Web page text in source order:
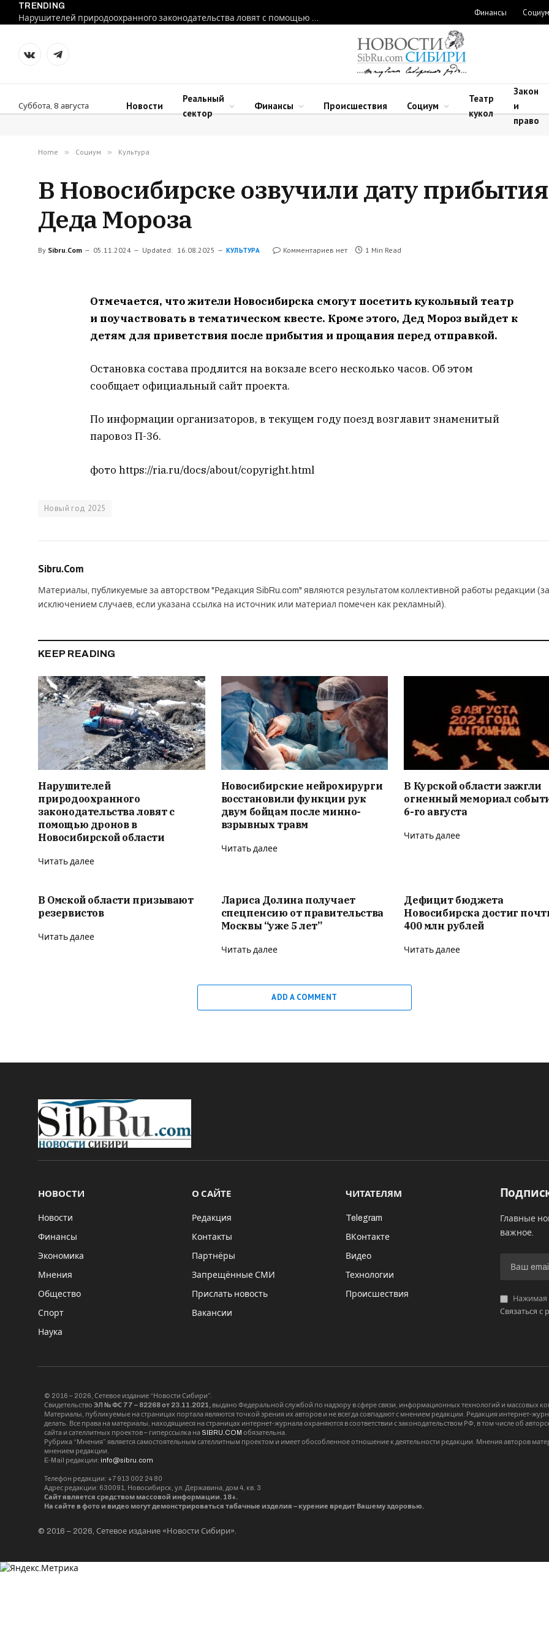
TRENDING
Нарушителей природоохранного законодательства ловят с помощью дронов в Новосибирской области
Финансы Социум
VKontakteTelegram
Суббота, 8 августа Новости
Реальный
сектор
Финансы Происшествия Социум
Театр
кукол
Закон
и
право
Home » Социум » Культура
В Новосибирске озвучили дату
Деда Мороза
By Sibru.Com 05.11.2024 Updated: 16.08.2025 КУЛЬТУРА Комментариев нет 1 Min Read
Отмечается, что жители Новосибирска смогут посетить кукольный театр
и поучаствовать в тематическом квесте. Кроме этого, Дед Мороз выйдет к
детям для приветствия после прибытия и прощания перед отправкой.
Остановка состава продлится на вокзале всего несколько часов. Об этом
сообщает официальный сайт проекта.
По информации организаторов, в текущем году поезд возглавит знаменитый
паровоз П-36.
фото https://ria.ru/docs/about/copyright.html
Новый год 2025
Sibru.Com
Материалы, публикуемые за авторством "Редакция SibRu.com" являются результатом коллективной работы редакции (за
исключением случаев, если указана ссылка на источник или материал помечен как рекламный).
KEEP READING
Нарушителей
природоохранного
законодательства ловят с
помощью дронов в
Новосибирской области
Читать далее
Новосибирские нейрохирурги
восстановили функции рук
двум бойцам после минно-
взрывных травм
Читать далее
В Курской области зажгли
огненный мемориал
6-го августа
Читать далее
В Омской области призывают
резервистов
Читать далее
Лариса Долина получает
спецпенсию от правительства
Москвы “уже 5 лет”
Читать далее
Дефицит бюджета
Новосибирска достиг
400 млн рублей
Читать далее
ADD A COMMENT
НОВОСТИ
Новости
Финансы
Экономика
Мнения
Общество
Спорт
Наука
О САЙТЕ
Редакция
Контакты
Партнёры
Запрещённые СМИ
Прислать новость
Вакансии
ЧИТАТЕЛЯМ
Telegram
ВКонтакте
Видео
Технологии
Происшествия
Главные
важное.
Нажимая
Связаться с
© 2016 – 2026, Сетевое издание “Новости Сибири”.
Свидетельство ЭЛ № ФС 77 – 82268 от 23.11.2021, выдано Федеральной службой по надзору в сфере связи, информационных технологий и массовых
Материалы, публикуемые на страницах портала являются точкой зрения их авторов и не всегда совпадают с мнением редакции. Редакция интернет-
делать. Все права на материалы, находящиеся на страницах интернет-журнала охраняются в соответствии с законодательством РФ, в том числе об
сайта и сателлитных проектов – гиперссылка на SIBRU.COM обязательна.
Рубрика “Мнения” является самостоятельным сателлитным проектом и имеет обособленное отношение к деятельности редакции. Мнения авторов
мнением редакции.
E-Mail редакции: info@sibru.com
Телефон редакции: +7 913 002 24 80
Адрес редакции: 630091, Новосибирск, ул. Державина, дом 4, кв. 3
Сайт является средством массовой информации. 18+.
На сайте в фото и видео могут демонстрироваться табачные изделия – курение вредит Вашему здоровью.
© 2016 – 2026, Сетевое издание «Новости Сибири».